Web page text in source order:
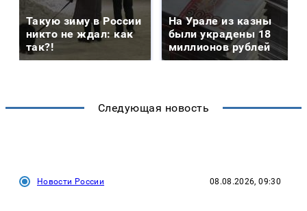
Такую зиму в России
никто не ждал: как
так?!
На Урале из казны
были украдены 18
миллионов рублей
Следующая новость
Новости России 08.08.2026, 09:30